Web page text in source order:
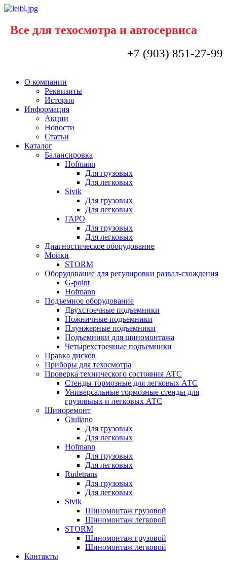
Все для техосмотра и автосервиса
+7 (903) 851-27-99
О компании
Реквизиты
История
Информация
Акции
Новости
Статьи
Каталог
Балансировка
Hofmann
Для грузовых
Для легковых
Sivik
Для грузовых
Для легковых
ГАРО
Для грузовых
Для легковых
Диагностическое оборудование
Мойки
STORM
Оборудование для регулировки развал-схождения
G-point
Hofmann
Подъемное оборудование
Двухстоечные подъемники
Ножничные подъемники
Плунжерные подъемники
Подъемники для шиномонтажа
Четырехстоечные подъемники
Правка дисков
Приборы для техосмотра
Проверка технического состояния АТС
Стенды тормозные для легковых АТС
Универсальные тормозные стенды для
грузовыых и легковых АТС
Шиноремонт
Giuliano
Для грузовых
Для легковых
Hofmann
Для грузовых
Для легковых
Rudetrans
Для грузовых
Для легковых
Sivik
Шиномонтаж грузовой
Шиномонтаж легковой
STORM
Шиномонтаж грузовой
Шиномонтаж легковой
Контакты